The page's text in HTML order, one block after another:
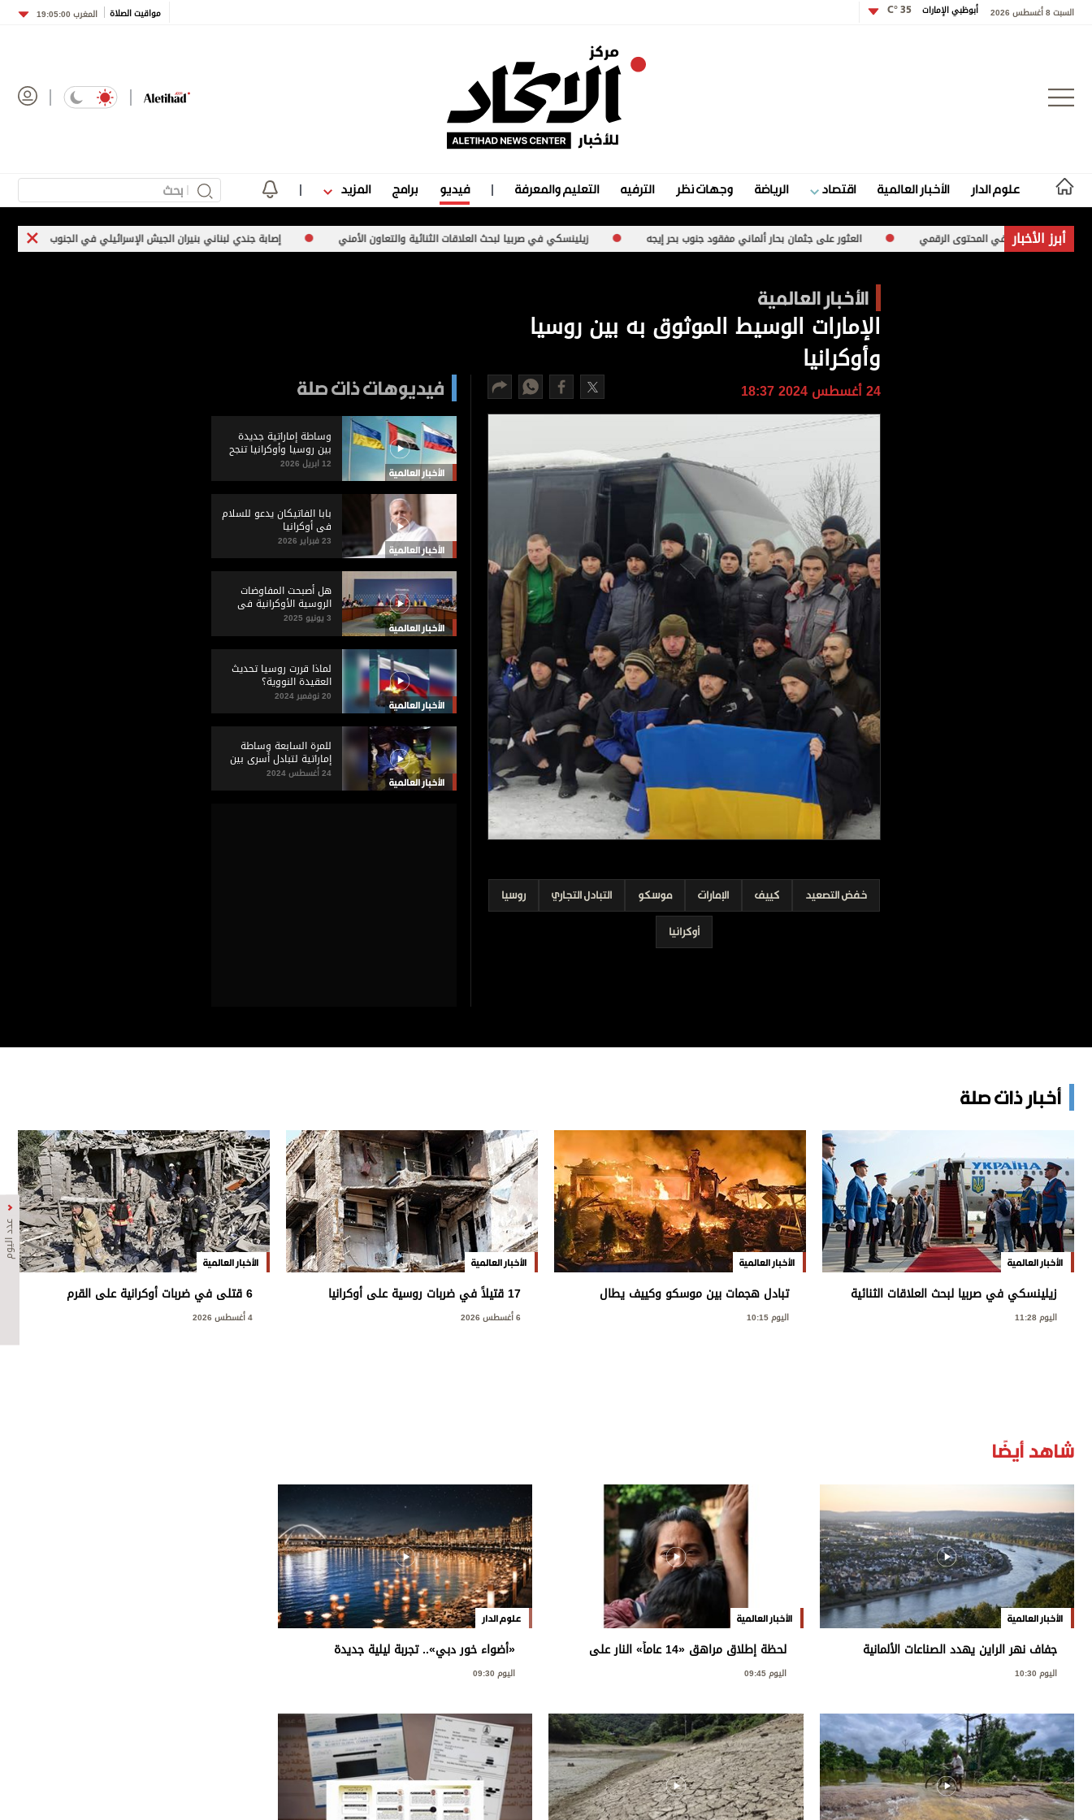
السبت 8 أغسطس 2026 أبوظبي الإمارات 35 °C مواقيت الصلاة المغرب 19:05:00
علوم الدار الأخبار العالمية اقتصاد الرياضة وجهات نظر الترفيه التعليم والمعرفة فيديو برامج المزيد
علوم الدار
أبرز الأخبار
في المحتوى الرقمي العثور على جثمان بحار ألماني مفقود جنوب بحر إيجه زيلينسكي في صربيا لبحث العلاقات الثنائية والتعاون الأمني إصابة جندي لبناني بنيران الجيش الإسرائيلي في الجنوب تبادل هجمات
عدد اليوم
الأخبار العالمية
الإمارات الوسيط الموثوق به بين روسيا
وأوكرانيا
24 أغسطس 2024 18:37
خفض التصعيد كييف الإمارات موسكو التبادل التجاري روسيا
أوكرانيا
فيديوهات ذات صلة
الأخبار العالمية
وساطة إماراتية جديدة
بين روسيا وأوكرانيا تنجح
في إطلاق 350 أسير حرب
12 ابريل 2026
الأخبار العالمية
بابا الفاتيكان يدعو للسلام
في أوكرانيا
23 فبراير 2026
الأخبار العالمية
هل أصبحت المفاوضات
الروسية الأوكرانية في
خطر؟
3 يونيو 2025
الأخبار العالمية
لماذا قررت روسيا تحديث
العقيدة النووية؟
20 نوفمبر 2024
الأخبار العالمية
للمرة السابعة وساطة
إماراتية لتبادل أسرى بين
روسيا وأوكرانيا
24 أغسطس 2024
أخبار ذات صلة
الأخبار العالمية
زيلينسكي في صربيا لبحث العلاقات الثنائية
والتعاون الأمني
اليوم 11:28
الأخبار العالمية
تبادل هجمات بين موسكو وكييف يطال
البنية التحتية ويسفر عن ضحايا
اليوم 10:15
الأخبار العالمية
17 قتيلاً في ضربات روسية على أوكرانيا
6 أغسطس 2026
الأخبار العالمية
6 قتلى في ضربات أوكرانية على القرم
وجنوب روسيا4 أغسطس 2026
شاهد أيضًا
الأخبار العالمية
جفاف نهر الراين يهدد الصناعات الألمانية
ويعطل حركة الشحن
اليوم 10:30
الأخبار العالمية
لحظة إطلاق مراهق «14 عاماً» النار على
طلاب مدرسة في تايلاند
اليوم 09:45
علوم الدار
«أضواء خور دبي».. تجربة ليلية جديدة
اليوم 09:30